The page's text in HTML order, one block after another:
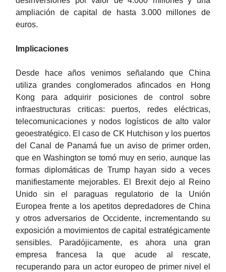
ampliación de capital de hasta 3.000 millones de
euros.
Implicaciones
Desde hace años venimos señalando que China
utiliza grandes conglomerados afincados en Hong
Kong para adquirir posiciones de control sobre
infraestructuras criticas: puertos, redes eléctricas,
telecomunicaciones y nodos logísticos de alto valor
geoestratégico. El caso de CK Hutchison y los puertos
del Canal de Panamá fue un aviso de primer orden,
que en Washington se tomó muy en serio, aunque las
formas diplomáticas de Trump hayan sido a veces
manifiestamente mejorables. El Brexit dejo al Reino
Unido sin el paraguas regulatorio de la Unión
Europea frente a los apetitos depredadores de China
y otros adversarios de Occidente, incrementando su
exposición a movimientos de capital estratégicamente
sensibles. Paradójicamente, es ahora una gran
empresa francesa la que acude al rescate,
recuperando para un actor europeo de primer nivel el